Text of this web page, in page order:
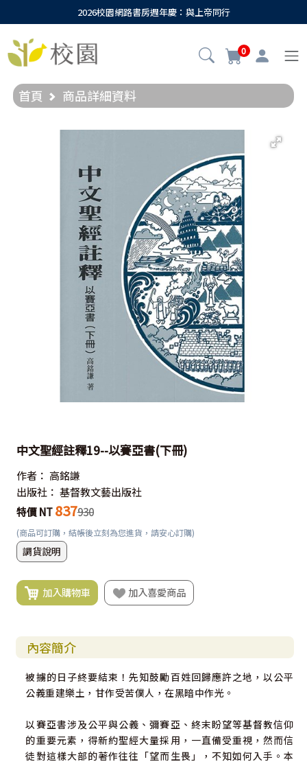
2026校園網路書房週年慶：與上帝同行
0
首頁 商品詳細資料
中文聖經註釋19--以賽亞書(下冊)
作者： 高銘謙
出版社： 基督教文藝出版社
特價 NT 837930
(商品可訂購，結帳後立刻為您進貨，請安心訂購)
調貨說明
加入購物車 加入喜愛商品
內容簡介
被擄的日子終要結束！先知鼓勵百姓回歸應許之地，以公平
公義重建樂土，甘作受苦僕人，在黑暗中作光。
以賽亞書涉及公平與公義、彌賽亞、終末盼望等基督教信仰
的重要元素，得新約聖經大量採用，一直備受重視，然而信
徒對這樣大部的著作往往「望而生畏」，不知如何入手。本